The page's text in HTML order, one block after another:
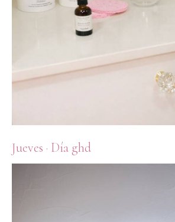
Jueves · Día ghd